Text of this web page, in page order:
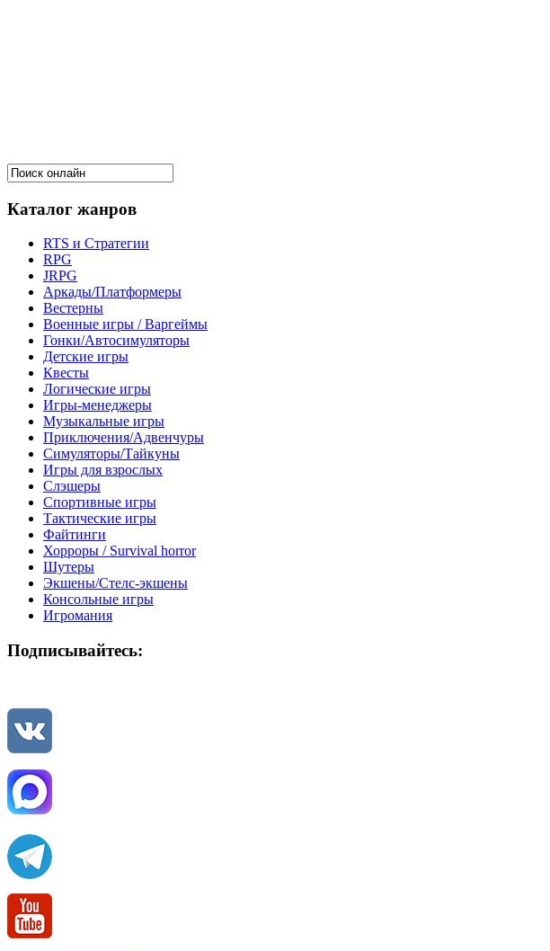
Каталог жанров
RTS и Стратегии
RPG
JRPG
Аркады/Платформеры
Вестерны
Военные игры / Варгеймы
Гонки/Автосимуляторы
Детские игры
Квесты
Логические игры
Игры-менеджеры
Музыкальные игры
Приключения/Адвенчуры
Симуляторы/Тайкуны
Игры для взрослых
Слэшеры
Спортивные игры
Тактические игры
Файтинги
Хорроры / Survival horror
Шутеры
Экшены/Стелс-экшены
Консольные игры
Игромания
Подписывайтесь: